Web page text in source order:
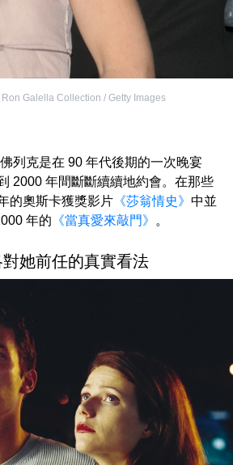
Galella Collection / Getty Images
列克是在 90 年代後期的一次晚宴
2000 年間斷斷續續地約會。在那些
的奧斯卡獲獎影片 《莎翁情史》 中並
年的 《當真愛來敲門》 。
她前任的真實看法